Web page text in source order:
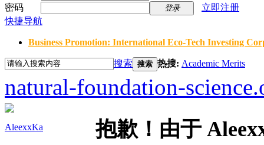
密码
登录
立即注册
快捷导航
Business Promotion: International Eco-Tech Investing
搜索 搜索 热搜: Academic Merits
natural-foundation-
AleexxKa
抱歉！由于